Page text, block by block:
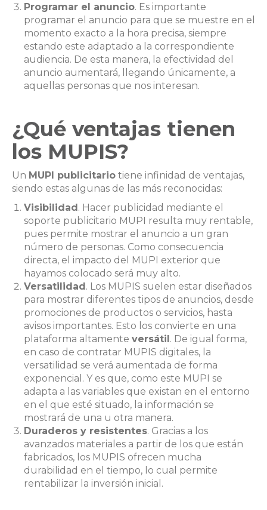
Programar el anuncio. Es importante
programar el anuncio para que se muestre en el
momento exacto a la hora precisa, siempre
estando este adaptado a la correspondiente
audiencia. De esta manera, la efectividad del
anuncio aumentará, llegando únicamente, a
aquellas personas que nos interesan.
¿Qué ventajas tienen
los MUPIS?
Un MUPI publicitario tiene infinidad de ventajas,
siendo estas algunas de las más reconocidas:
Visibilidad. Hacer publicidad mediante el
soporte publicitario MUPI resulta muy rentable,
pues permite mostrar el anuncio a un gran
número de personas. Como consecuencia
directa, el impacto del MUPI exterior que
hayamos colocado será muy alto.
Versatilidad. Los MUPIS suelen estar diseñados
para mostrar diferentes tipos de anuncios, desde
promociones de productos o servicios, hasta
avisos importantes. Esto los convierte en una
plataforma altamente versátil. De igual forma,
en caso de contratar MUPIS digitales, la
versatilidad se verá aumentada de forma
exponencial. Y es que, como este MUPI se
adapta a las variables que existan en el entorno
en el que esté situado, la información se
mostrará de una u otra manera.
Duraderos y resistentes. Gracias a los
avanzados materiales a partir de los que están
fabricados, los MUPIS ofrecen mucha
durabilidad en el tiempo, lo cual permite
rentabilizar la inversión inicial.